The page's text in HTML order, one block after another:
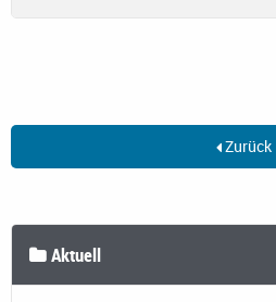
Zurück
Aktuell